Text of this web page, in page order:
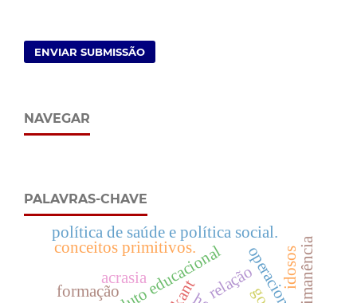
ENVIAR SUBMISSÃO
NAVEGAR
PALAVRAS-CHAVE
kant
produto educacionalrelação
acrasia
formação
conceitos primitivos.
política de saúde e política social.
idososimanência